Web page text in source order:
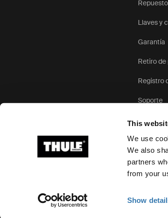
This
We use
We also
partners
from your
Show
Llaves y
Garantía
Retiro
Registro
Soporte
Ⓒ 2026 Thule Group Todos los derechos